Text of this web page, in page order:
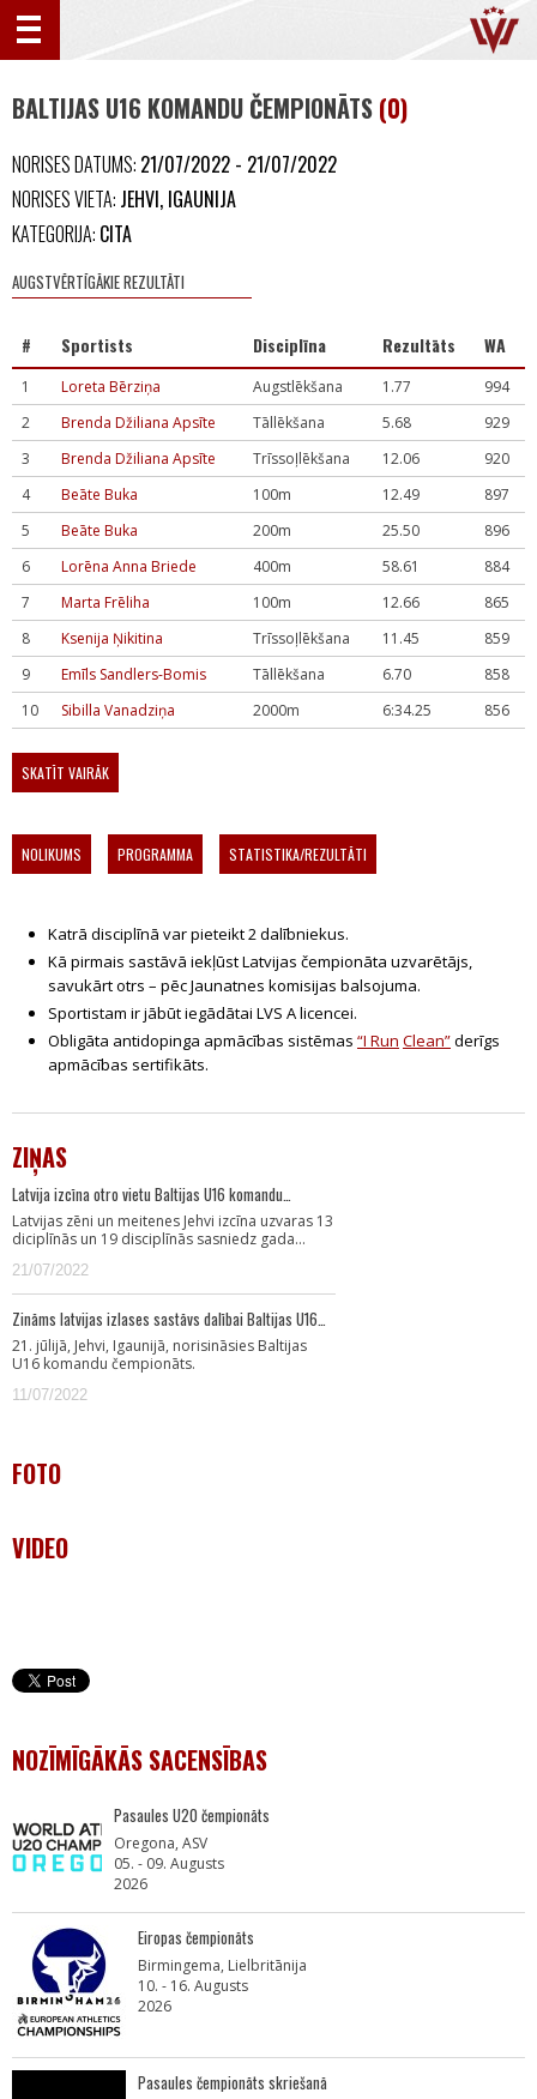
BALTIJAS U16 KOMANDU ČEMPIONĀTS (0)
NORISES DATUMS: 21/07/2022 - 21/07/2022
NORISES VIETA: JEHVI, IGAUNIJA
KATEGORIJA: CITA
AUGSTVĒRTĪGĀKIE REZULTĀTI
# Sportists Disciplīna Rezultāts WA
1 Loreta Bērziņa Augstlēkšana 1.77
994
2
Brenda Džiliana Apsīte Tāllēkšana 5.68
929
3
Brenda Džiliana Apsīte Trīssoļlēkšana 12.06
920
4
Beāte Buka 100m 12.49
897
5
Beāte Buka 200m 25.50
896
6
Lorēna Anna Briede 400m 58.61
884
7
Marta Frēliha 100m 12.66
865
8
Ksenija Ņikitina Trīssoļlēkšana 11.45
859
9
Emīls Sandlers-Bomis Tāllēkšana 6.70
858
10
Sibilla Vanadziņa 2000m 6:34.25 856
SKATĪT VAIRĀK
NOLIKUMS PROGRAMMA STATISTIKA/REZULTĀTI
Katrā disciplīnā var pieteikt 2 dalībniekus.
Kā pirmais sastāvā iekļūst Latvijas čempionāta uzvarētājs,
savukārt otrs – pēc Jaunatnes komisijas balsojuma.
Sportistam ir jābūt iegādātai LVS A licencei.
Obligāta antidopinga apmācības sistēmas “I Run Clean”derīgs
apmācības sertifikāts.
ZIŅAS
Latvija izcīna otro vietu Baltijas U16 komandu…
Latvijas zēni un meitenes Jehvi izcīna uzvaras 13
diciplīnās un 19 disciplīnās sasniedz gada…
21/07/2022
Zināms latvijas izlases sastāvs dalībai Baltijas U16…
21. jūlijā, Jehvi, Igaunijā, norisināsies Baltijas
U16 komandu čempionāts.
11/07/2022
FOTO
VIDEO
NOZĪMĪGĀKĀS SACENSĪBAS
Pasaules U20 čempionāts
Oregona, ASV
05. - 09. Augusts
2026
Eiropas čempionāts
Birmingema, Lielbritānija
10. - 16. Augusts
2026
Pasaules čempionāts skriešanā